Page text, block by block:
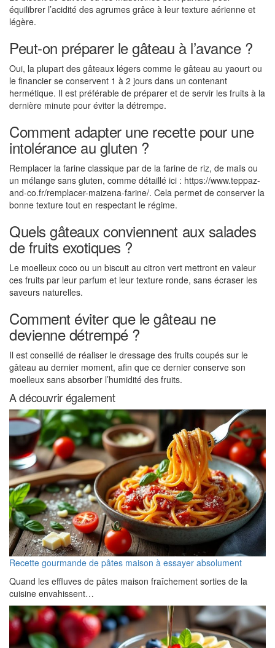
équilibrer l’acidité des agrumes grâce à leur texture aérienne et
légère.
Peut-on préparer le gâteau à l’avance ?
Oui, la plupart des gâteaux légers comme le gâteau au yaourt ou
le financier se conservent 1 à 2 jours dans un contenant
hermétique. Il est préférable de préparer et de servir les fruits à la
dernière minute pour éviter la détrempe.
Comment adapter une recette pour une
intolérance au gluten ?
Remplacer la farine classique par de la farine de riz, de maïs ou
un mélange sans gluten, comme détaillé ici : https://www.teppaz-
and-co.fr/remplacer-maizena-farine/. Cela permet de conserver la
bonne texture tout en respectant le régime.
Quels gâteaux conviennent aux salades
de fruits exotiques ?
Le moelleux coco ou un biscuit au citron vert mettront en valeur
ces fruits par leur parfum et leur texture ronde, sans écraser les
saveurs naturelles.
Comment éviter que le gâteau ne
devienne détrempé ?
Il est conseillé de réaliser le dressage des fruits coupés sur le
gâteau au dernier moment, afin que ce dernier conserve son
moelleux sans absorber l’humidité des fruits.
A découvrir également
Recette gourmande de pâtes maison à essayer absolument
Quand les effluves de pâtes maison fraîchement sorties de la
cuisine envahissent…